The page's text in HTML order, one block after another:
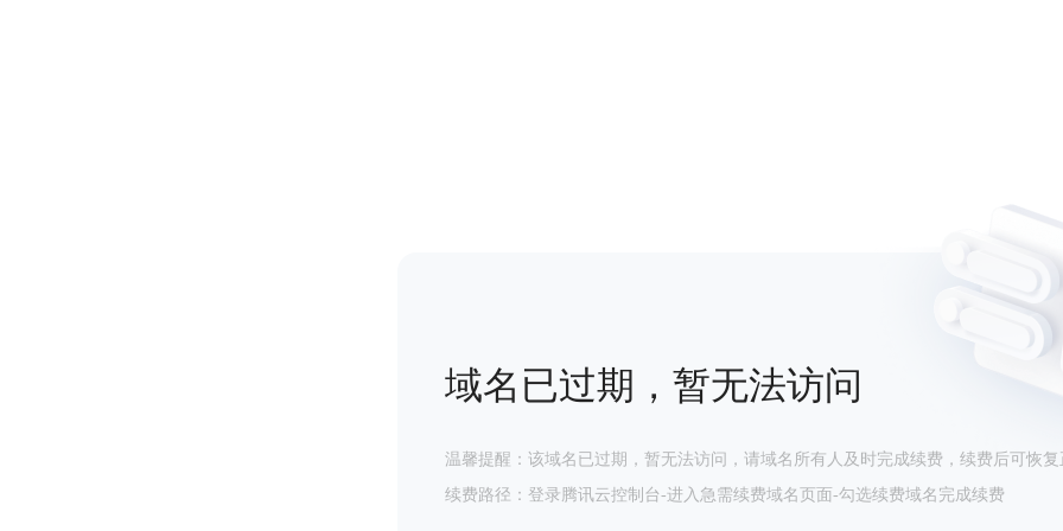
域名已过期，暂无法访问
温馨提醒：该域名已过期，暂无法访问，请域名所有人及时完成续费，续费后可恢复
续费路径：登录腾讯云控制台-进入急需续费域名页面-勾选续费域名完成续费